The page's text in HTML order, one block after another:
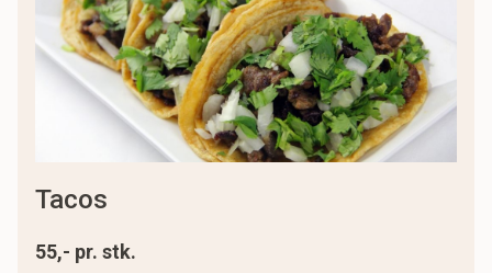
tacos
55,- pr. stk.